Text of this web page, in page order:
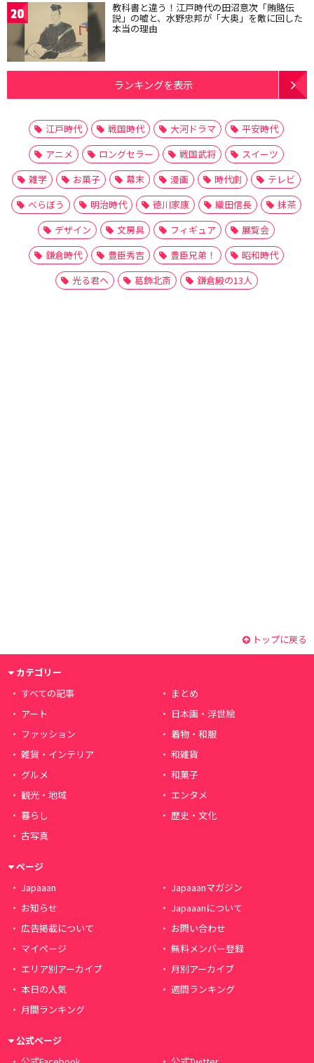
20 教科書と違う！江戸時代の田沼意次「賄賂伝
説」の嘘と、水野忠邦が「大奥」を敵に回した
本当の理由
ランキングを表示
江戸時代 戦国時代 大河ドラマ
平安時代
アニメ
ロングセラー 戦国武将
スイーツ
雑学
お菓子 幕末 漫画 時代劇
テレビ
べらぼう
明治時代 徳川家康 織田信長
抹茶
デザイン
文房具 フィギュア
展覧会
鎌倉時代
豊臣秀吉 豊臣兄弟！
昭和時代
光る君へ
葛飾北斎 鎌倉殿の13人
トップに戻る
カテゴリー
すべての記事
まとめ
アート
日本画・浮世絵
ファッション
着物・和服
雑貨・インテリア
和雑貨
グルメ
和菓子
観光・地域
エンタメ
暮らし
歴史・文化
古写真
ページ
Japaaan
Japaaanマガジン
お知らせ
Japaaanについて
広告掲載について
お問い合わせ
マイページ
無料メンバー登録
エリア別アーカイブ
月別アーカイブ
本日の人気
週間ランキング
月間ランキング
公式ページ